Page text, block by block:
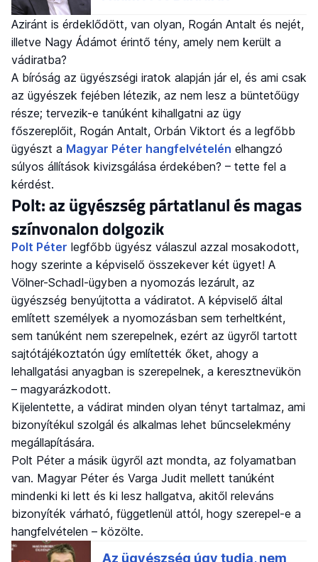
Aziránt is érdeklődött, van olyan, Rogán Antalt és nejét,
illetve Nagy Ádámot érintő tény, amely nem került a
vádiratba?
A bíróság az ügyészségi iratok alapján jár el, és ami csak
az ügyészek fejében létezik, az nem lesz a büntetőügy
része; tervezik-e tanúként kihallgatni az ügy
főszereplőit, Rogán Antalt, Orbán Viktort és a legfőbb
ügyészt a Magyar Péter hangfelvételén elhangzó
súlyos állítások kivizsgálása érdekében? – tette fel a
kérdést.
Polt: az ügyészség pártatlanul és magas
színvonalon dolgozik
Polt Péter legfőbb ügyész válaszul azzal mosakodott,
hogy szerinte a képviselő összekever két ügyet! A
Völner-Schadl-ügyben a nyomozás lezárult, az
ügyészség benyújtotta a vádiratot. A képviselő által
említett személyek a nyomozásban sem terheltként,
sem tanúként nem szerepelnek, ezért az ügyről tartott
sajtótájékoztatón úgy említették őket, ahogy a
lehallgatási anyagban is szerepelnek, a keresztnevükön
– magyarázkodott.
Kijelentette, a vádirat minden olyan tényt tartalmaz, ami
bizonyítékul szolgál és alkalmas lehet bűncselekmény
megállapítására.
Polt Péter a másik ügyről azt mondta, az folyamatban
van. Magyar Péter és Varga Judit mellett tanúként
mindenki ki lett és ki lesz hallgatva, akitől releváns
bizonyíték várható, függetlenül attól, hogy szerepel-e a
hangfelvételen – közölte.